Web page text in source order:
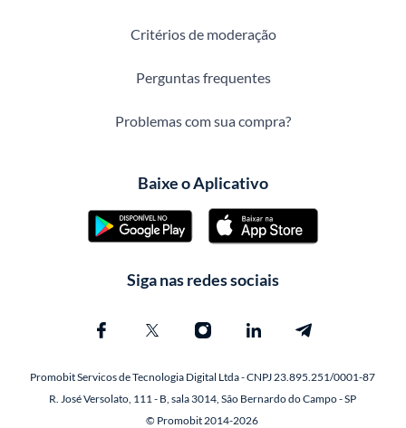
Critérios de moderação
Perguntas frequentes
Problemas com sua compra?
Baixe o Aplicativo
Siga nas redes sociais
Promobit Servicos de Tecnologia Digital Ltda - CNPJ 23.895.251/0001-87
R. José Versolato, 111 - B, sala 3014, São Bernardo do Campo - SP
© Promobit 2014-2026